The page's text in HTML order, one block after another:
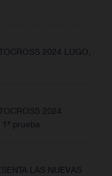
2024 LUGO,
2024
prueba
LAS NUEVAS